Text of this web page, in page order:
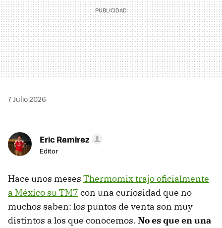
7 Julio 2026
Eric Ramirez
Editor
Hace unos meses Thermomix trajo oficialmente
a México su TM7 con una curiosidad que no
muchos saben: los puntos de venta son muy
distintos a los que conocemos. No es que en una